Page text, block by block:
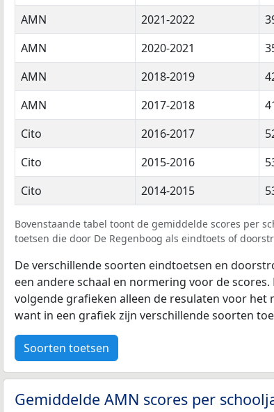
AMN
2021-2022
AMN
2020-2021
AMN
2018-2019
AMN
2017-2018
Cito
2016-2017
Cito
2015-2016
Cito
2014-2015
Bovenstaande tabel toont de gemiddelde scores per
toetsen die door De Regenboog als eindtoets of
De verschillende soorten eindtoetsen en
een andere schaal en normering voor de
volgende grafieken alleen de resulaten voor
want in een grafiek zijn verschillende soorten
Soorten toetsen
Gemiddelde AMN scores per